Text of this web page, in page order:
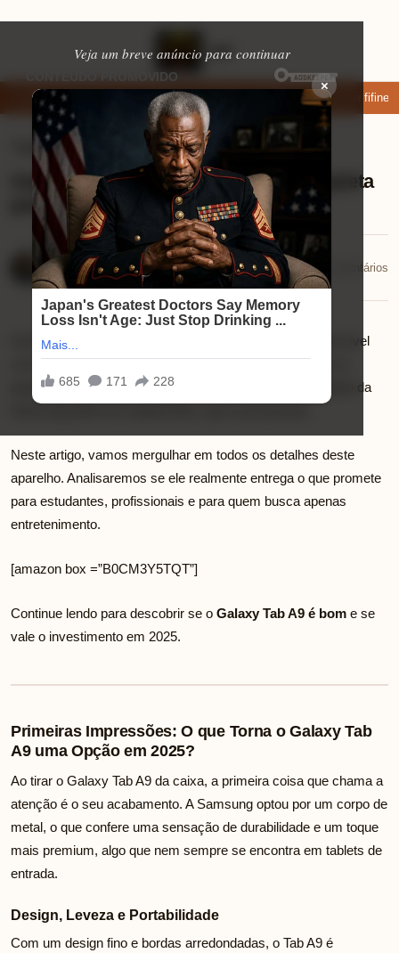
Veja um breve anúncio para continuar
×
apps de namoro que permitem enviar fotos e vídeos Microfone fifine
Tablets ⏱ 9 min de leitura
Galaxy Tab A9 é Bom? Análise Completa
para Estudo, Trabalho e Lazer
Lucas Andrade
03/08/2025
📅 13/08/2025 💬 0 comentários
Você está procurando um tablet que combine preço acessível
com funcionalidades para o dia a dia? Então deve estar se
perguntando:Galaxy Tab A9 é bom mesmo?
Este modelo da
Neste artigo, vamos mergulhar em todos os detalhes deste
aparelho. Analisaremos se ele realmente entrega o que promete
para estudantes, profissionais e para quem busca apenas
entretenimento.
[amazon box =”B0CM3Y5TQT”]
Continue lendo para descobrir se o Galaxy Tab A9 é bom e se
vale o investimento em 2025.
Primeiras Impressões: O que Torna o Galaxy Tab
A9 uma Opção em 2025?
Ao tirar o Galaxy Tab A9 da caixa, a primeira coisa que chama a
atenção é o seu acabamento. A Samsung optou por um corpo de
metal, o que confere uma sensação de durabilidade e um toque
mais premium, algo que nem sempre se encontra em tablets de
entrada.
Design, Leveza e Portabilidade
Com um design fino e bordas arredondadas, o Tab A9 é